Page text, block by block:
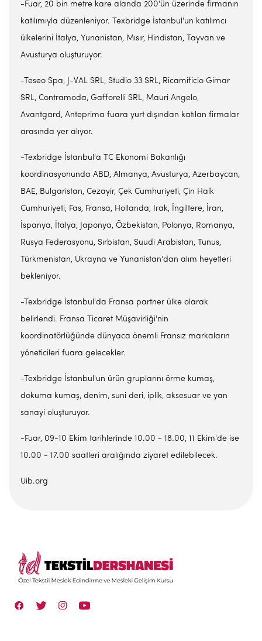
-Fuar, 20 bin metre kare alanda 200'ün üzerinde firmanın
katılımıyla düzenleniyor. Texbridge İstanbul'un katılımcı
ülkelerini İtalya, Yunanistan, Mısır, Hindistan, Tayvan ve
Avusturya oluşturuyor.
-Teseo Spa, J-VAL SRL, Studio 33 SRL, Ricamificio Gimar
SRL, Contramoda, Gafforelli SRL, Mauri Angelo,
Avantgard, Anteprima fuara yurt dışından katılan firmalar
arasında yer alıyor.
-Texbridge İstanbul'a TC Ekonomi Bakanlığı
koordinasyonunda ABD, Almanya, Avusturya, Azerbaycan,
BAE, Bulgaristan, Cezayir, Çek Cumhuriyeti, Çin Halk
Cumhuriyeti, Fas, Fransa, Hollanda, Irak, İngiltere, İran,
İspanya, İtalya, Japonya, Özbekistan, Polonya, Romanya,
Rusya Federasyonu, Sırbistan, Suudi Arabistan, Tunus,
Türkmenistan, Ukrayna ve Yunanistan'dan alım heyetleri
bekleniyor.
-Texbridge İstanbul'da Fransa partner ülke olarak
belirlendi. Fransa Ticaret Müşavirliği'nin
koordinatörlüğünde dünyaca önemli Fransız markaların
yöneticileri fuara gelecekler.
-Texbridge İstanbul'un ürün gruplarını örme kumaş,
dokuma kumaş, denim, suni deri, iplik, aksesuar ve yan
sanayi oluşturuyor.
-Fuar, 09-10 Ekim tarihlerinde 10.00 - 18.00, 11 Ekim'de ise
10.00 - 17.00 saatleri aralığında ziyaret edilebilecek.
Uib.org